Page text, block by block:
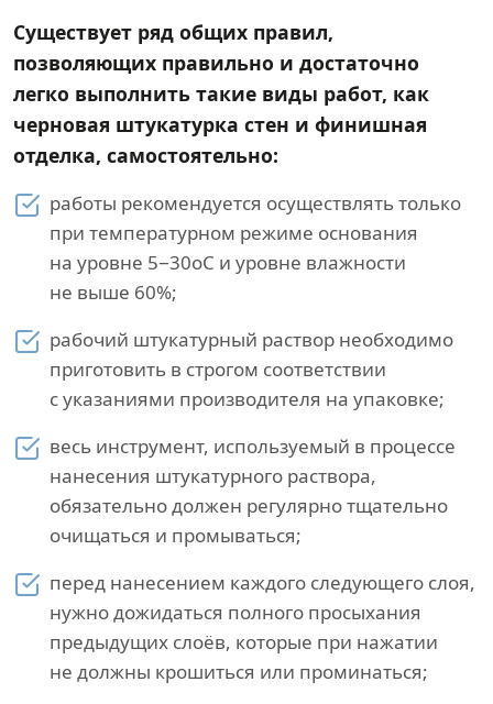
Существует ряд общих правил,
позволяющих правильно и достаточно
легко выполнить такие виды работ, как
черновая штукатурка стен и финишная
отделка, самостоятельно:
работы рекомендуется осуществлять только
при температурном режиме основания
на уровне 5−30оС и уровне влажности
не выше 60%;
рабочий штукатурный раствор необходимо
приготовить в строгом соответствии
с указаниями производителя на упаковке;
весь инструмент, используемый в процессе
нанесения штукатурного раствора,
обязательно должен регулярно тщательно
очищаться и промываться;
перед нанесением каждого следующего слоя,
нужно дожидаться полного просыхания
предыдущих слоёв, которые при нажатии
не должны крошиться или проминаться;